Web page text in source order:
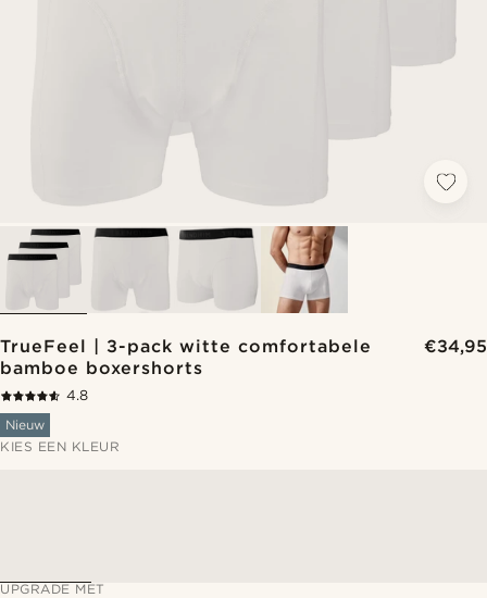
TrueFeel | 3-pack witte comfortabele
bamboe boxershorts
€34,95
4.8
Nieuw
KIES EEN KLEUR
UPGRADE MET